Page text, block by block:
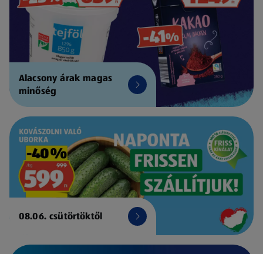
Alacsony árak magas
minőség
08.06. csütörtöktől